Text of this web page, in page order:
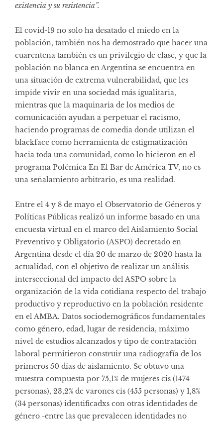
existencia y su resistencia”.
El covid-19 no solo ha desatado el miedo en la
población, también nos ha demostrado que hacer una
cuarentena también es un privilegio de clase, y que la
población no blanca en Argentina se encuentra en
una situación de extrema vulnerabilidad, que les
impide vivir en una sociedad más igualitaria,
mientras que la maquinaria de los medios de
comunicación ayudan a perpetuar el racismo,
haciendo programas de comedia donde utilizan el
blackface como herramienta de estigmatización
hacia toda una comunidad, como lo hicieron en el
programa Polémica En El Bar de América TV, no es
una señalamiento arbitrario, es una realidad.
Entre el 4 y 8 de mayo el Observatorio de Géneros y
Políticas Públicas realizó un informe basado en una
encuesta virtual en el marco del Aislamiento Social
Preventivo y Obligatorio (ASPO) decretado en
Argentina desde el día 20 de marzo de 2020 hasta la
actualidad, con el objetivo de realizar un análisis
interseccional del impacto del ASPO sobre la
organización de la vida cotidiana respecto del trabajo
productivo y reproductivo en la población residente
en el AMBA. Datos sociodemográficos fundamentales
como género, edad, lugar de residencia, máximo
nivel de estudios alcanzados y tipo de contratación
laboral permitieron construir una radiografía de los
primeros 50 días de aislamiento. Se obtuvo una
muestra compuesta por 75,1% de mujeres cis (1474
personas), 23,2% de varones cis (455 personas) y 1,8%
(34 personas) identificadxs con otras identidades de
género -entre las que prevalecen identidades no